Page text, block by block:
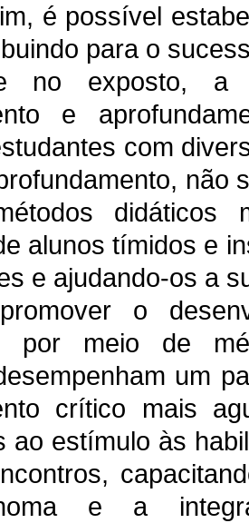
é possível
para o
no exposto, a
e
com
não
didáticos
alunos tímidos e
e ajudando-os a
o
por meio de
um
crítico mais
ao estímulo às
e a